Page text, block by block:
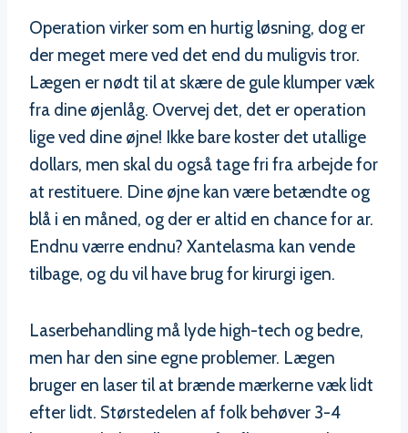
Operation virker som en hurtig løsning, dog er
der meget mere ved det end du muligvis tror.
Lægen er nødt til at skære de gule klumper væk
fra dine øjenlåg. Overvej det, det er operation
lige ved dine øjne! Ikke bare koster det utallige
dollars, men skal du også tage fri fra arbejde for
at restituere. Dine øjne kan være betændte og
blå i en måned, og der er altid en chance for ar.
Endnu værre endnu? Xantelasma kan vende
tilbage, og du vil have brug for kirurgi igen.
Laserbehandling må lyde high-tech og bedre,
men har den sine egne problemer. Lægen
bruger en laser til at brænde mærkerne væk lidt
efter lidt. Størstedelen af folk behøver 3-4